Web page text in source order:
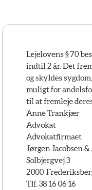
Lejelovens § 70
indtil 2 år. Det
og skyldes
muligt for
til at fremleje
Anne Trankjær
Advokat
Advokatfirmaet
Jørgen Jacobsen
Solbjergvej 3
2000
Tlf. 38 16 06 16